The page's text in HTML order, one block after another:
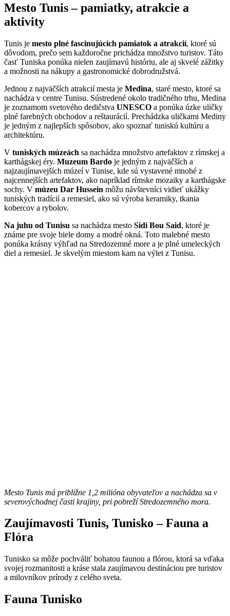
Mesto Tunis – pamiatky, atrakcie a
aktivity
Tunis je mesto plné fascinujúcich pamiatok a atrakcií, ktoré sú
dôvodom, prečo sem každoročne prichádza množstvo turistov. Táto
časť Tuniska ponúka nielen zaujímavú históriu, ale aj skvelé zážitky
a možnosti na nákupy a gastronomické dobrodružstvá.
Jednou z najväčších atrakcií mesta je Medina, staré mesto, ktoré sa
nachádza v centre Tunisu. Sústredené okolo tradičného trhu, Medina
je zoznamom svetového dedičstva UNESCO a ponúka úzke uličky
plné farebných obchodov a reštaurácií. Prechádzka uličkami Mediny
je jedným z najlepších spôsobov, ako spoznať tuniskú kultúru a
architektúru.
V tuniských múzeách sa nachádza množstvo artefaktov z rímskej a
karthágskej éry. Muzeum Bardo je jedným z najväčších a
najzaujímavejších múzeí v Tunise, kde sú vystavené mnohé z
najcennejších artefaktov, ako napríklad rímske mozaiky a karthágske
sochy. V múzeu Dar Hussein môžu návštevníci vidieť ukážky
tuniských tradícií a remesiel, ako sú výroba keramiky, tkania
kobercov a rybolov.
Na juhu od Tunisu sa nachádza mesto Sidi Bou Said, ktoré je
známe pre svoje biele domy a modré okná. Toto malebné mesto
ponúka krásny výhľad na Stredozemné more a je plné umeleckých
diel a remesiel. Je skvelým miestom kam na výlet z Tunisu.
Mesto Tunis má približne 1,2 milióna obyvateľov a nachádza sa v
severovýchodnej časti krajiny, pri pobreží Stredozemného mora.
Zaujímavosti Tunis, Tunisko – Fauna a
Flóra
Tunisko sa môže pochváliť bohatou faunou a flórou, ktorá sa vďaka
svojej rozmanitosti a kráse stala zaujímavou destináciou pre turistov
a milovníkov prírody z celého sveta.
Fauna Tunisko